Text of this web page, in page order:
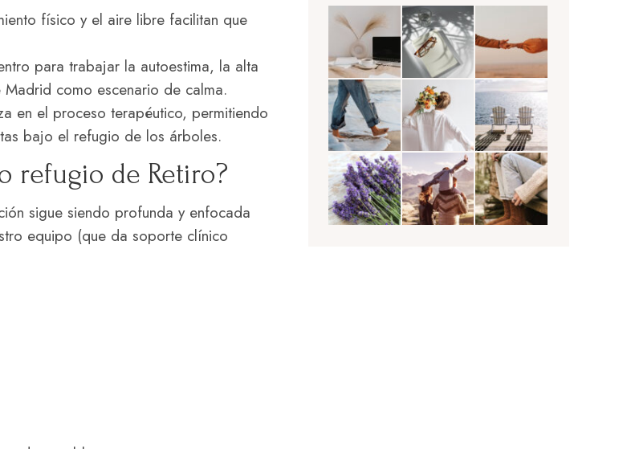
físico y el aire libre facilitan que
para trabajar la autoestima, la alta
como escenario de calma.
en el proceso terapéutico, permitiendo
bajo el refugio de los árboles.
refugio de Retiro?
sigue siendo profunda y enfocada
equipo (que da soporte clínico